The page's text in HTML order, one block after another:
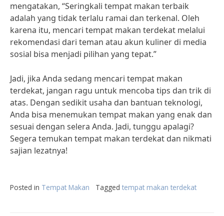
mengatakan, “Seringkali tempat makan terbaik
adalah yang tidak terlalu ramai dan terkenal. Oleh
karena itu, mencari tempat makan terdekat melalui
rekomendasi dari teman atau akun kuliner di media
sosial bisa menjadi pilihan yang tepat.”
Jadi, jika Anda sedang mencari tempat makan
terdekat, jangan ragu untuk mencoba tips dan trik di
atas. Dengan sedikit usaha dan bantuan teknologi,
Anda bisa menemukan tempat makan yang enak dan
sesuai dengan selera Anda. Jadi, tunggu apalagi?
Segera temukan tempat makan terdekat dan nikmati
sajian lezatnya!
Posted in Tempat Makan Tagged tempat makan terdekat